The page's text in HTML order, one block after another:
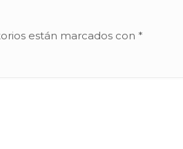
están marcados con *